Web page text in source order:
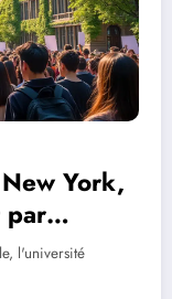
York,
par
ses
l'université